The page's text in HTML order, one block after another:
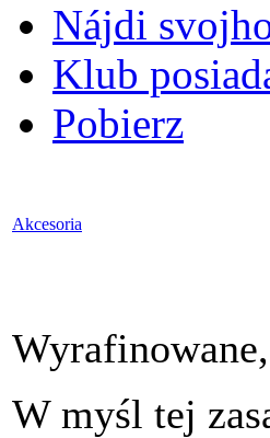
Nájdi
Klub
Pobierz
Akcesoria
W myśl tej